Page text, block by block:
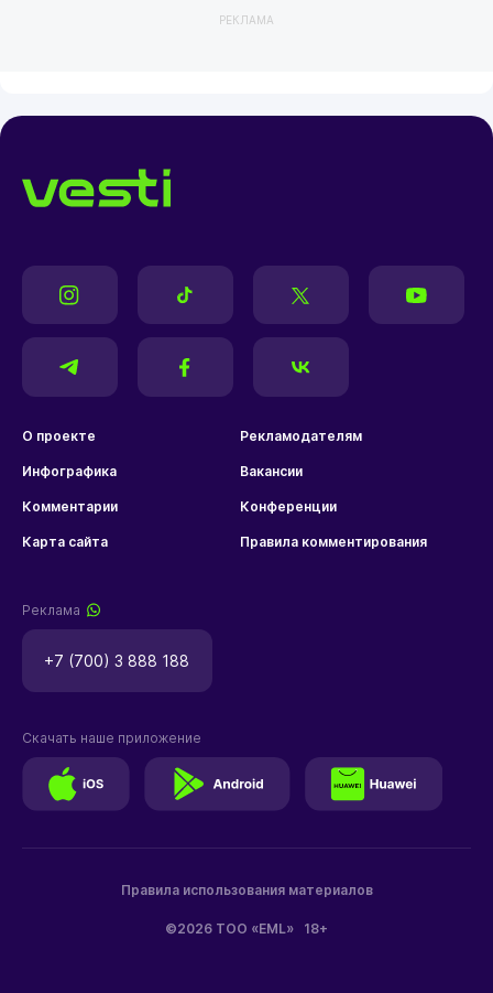
РЕКЛАМА
О проекте Рекламодателям
Инфографика Вакансии
Комментарии Конференции
Карта сайта Правила комментирования
Реклама
+7 (700) 3 888 188
©2026 ТОО «EML» 18+
Правила использования материалов
Скачать наше приложение